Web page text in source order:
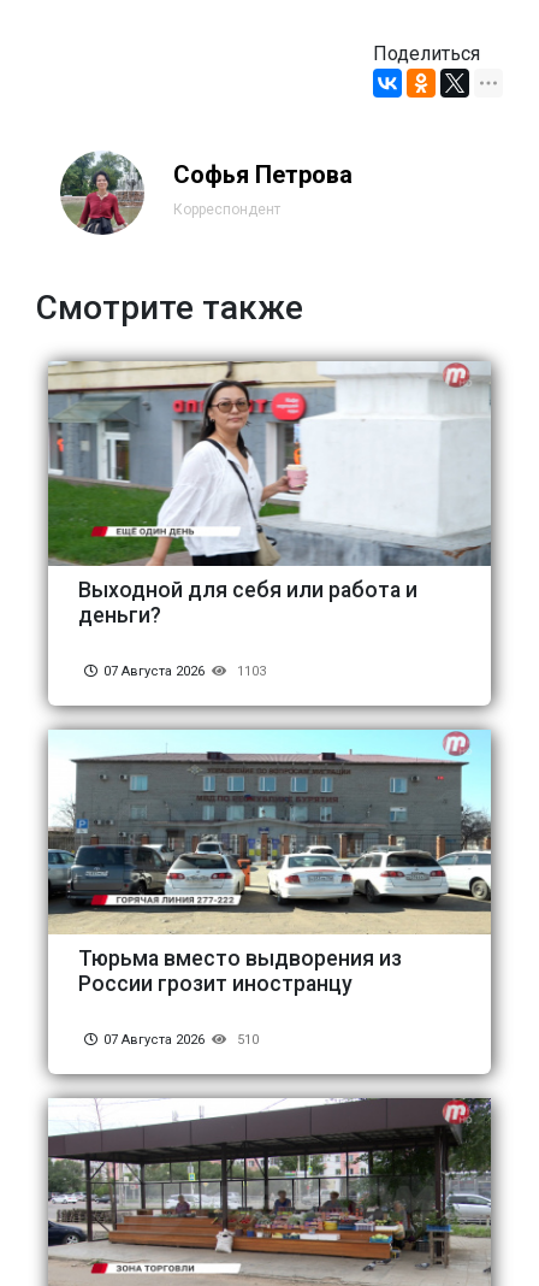
Поделиться
Софья Петрова
Корреспондент
Смотрите также
Выходной для себя или работа и
деньги?
07 Августа 2026 1103
Тюрьма вместо выдворения из
России грозит иностранцу
07 Августа 2026 510